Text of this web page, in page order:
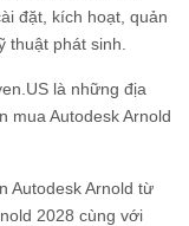
đặt, kích hoạt, quản
thuật phát sinh.
là những địa
mua Autodesk Arnold
Autodesk Arnold từ
2028 cùng với